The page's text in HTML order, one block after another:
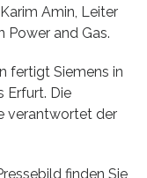
Amin, Leiter
Power and Gas.
fertigt Siemens in
Erfurt. Die
verantwortet der
finden Sie